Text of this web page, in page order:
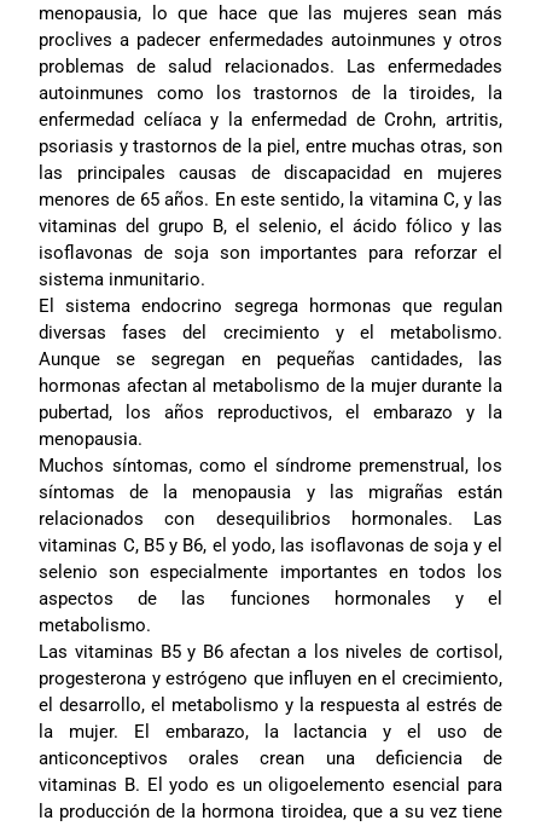
menopausia, lo que hace que las mujeres sean más
proclives a padecer enfermedades autoinmunes y otros
problemas de salud relacionados. Las enfermedades
autoinmunes como los trastornos de la tiroides, la
enfermedad celíaca y la enfermedad de Crohn, artritis,
psoriasis y trastornos de la piel, entre muchas otras, son
las principales causas de discapacidad en mujeres
menores de 65 años. En este sentido, la vitamina C, y las
vitaminas del grupo B, el selenio, el ácido fólico y las
isoflavonas de soja son importantes para reforzar el
sistema inmunitario.
El sistema endocrino segrega hormonas que regulan
diversas fases del crecimiento y el metabolismo.
Aunque se segregan en pequeñas cantidades, las
hormonas afectan al metabolismo de la mujer durante la
pubertad, los años reproductivos, el embarazo y la
menopausia.
Muchos síntomas, como el síndrome premenstrual, los
síntomas de la menopausia y las migrañas están
relacionados con desequilibrios hormonales. Las
vitaminas C, B5 y B6, el yodo, las isoflavonas de soja y el
selenio son especialmente importantes en todos los
aspectos de las funciones hormonales y el
metabolismo.
Las vitaminas B5 y B6 afectan a los niveles de cortisol,
progesterona y estrógeno que influyen en el crecimiento,
el desarrollo, el metabolismo y la respuesta al estrés de
la mujer. El embarazo, la lactancia y el uso de
anticonceptivos orales crean una deficiencia de
vitaminas B. El yodo es un oligoelemento esencial para
la producción de la hormona tiroidea, que a su vez tiene